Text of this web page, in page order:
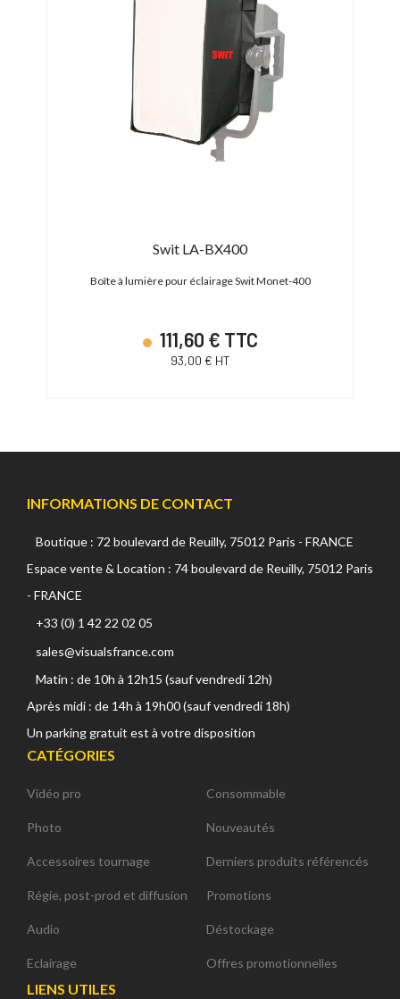
Swit LA-BX400
Boîte à lumière pour éclairage Swit Monet-400
111,60 € TTC
93,00 € HT
INFORMATIONS DE CONTACT
Boutique : 72 boulevard de Reuilly, 75012 Paris - FRANCE
Espace vente & Location : 74 boulevard de Reuilly, 75012 Paris
- FRANCE
+33 (0) 1 42 22 02 05
sales@visualsfrance.com
Matin : de 10h à 12h15 (sauf vendredi 12h)
Après midi : de 14h à 19h00 (sauf vendredi 18h)
Un parking gratuit est à votre disposition
CATÉGORIES
Vidéo pro
Photo
Accessoires tournage
Régie, post-prod et diffusion
Audio
Eclairage
Consommable
Nouveautés
Derniers produits référencés
Promotions
Déstockage
Offres promotionnelles
LIENS UTILES